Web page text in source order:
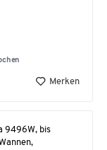
Merken
9496W, bis